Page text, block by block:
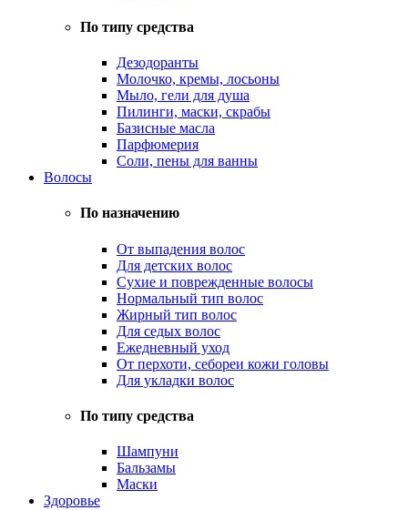
По типу средства
Дезодоранты
Молочко, кремы, лосьоны
Мыло, гели для душа
Пилинги, маски, скрабы
Базисные масла
Парфюмерия
Соли, пены для ванны
Волосы
По назначению
От выпадения волос
Для детских волос
Сухие и поврежденные волосы
Нормальный тип волос
Жирный тип волос
Для седых волос
Ежедневный уход
От перхоти, себореи кожи головы
Для укладки волос
По типу средства
Шампуни
Бальзамы
Маски
Здоровье